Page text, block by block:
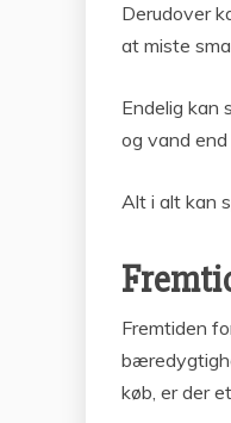
Derudover
at miste
Endelig kan
og vand
Alt i alt kan
Fremtiden
køb, er der